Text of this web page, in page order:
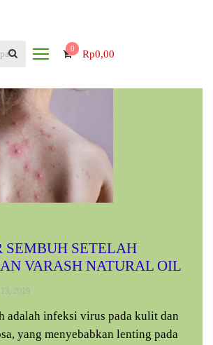
0 Rp0,00
SEMBUH SETELAH
VARASH NATURAL OIL
2019
adalah infeksi virus pada kulit dan
yang menyebabkan lenting pada